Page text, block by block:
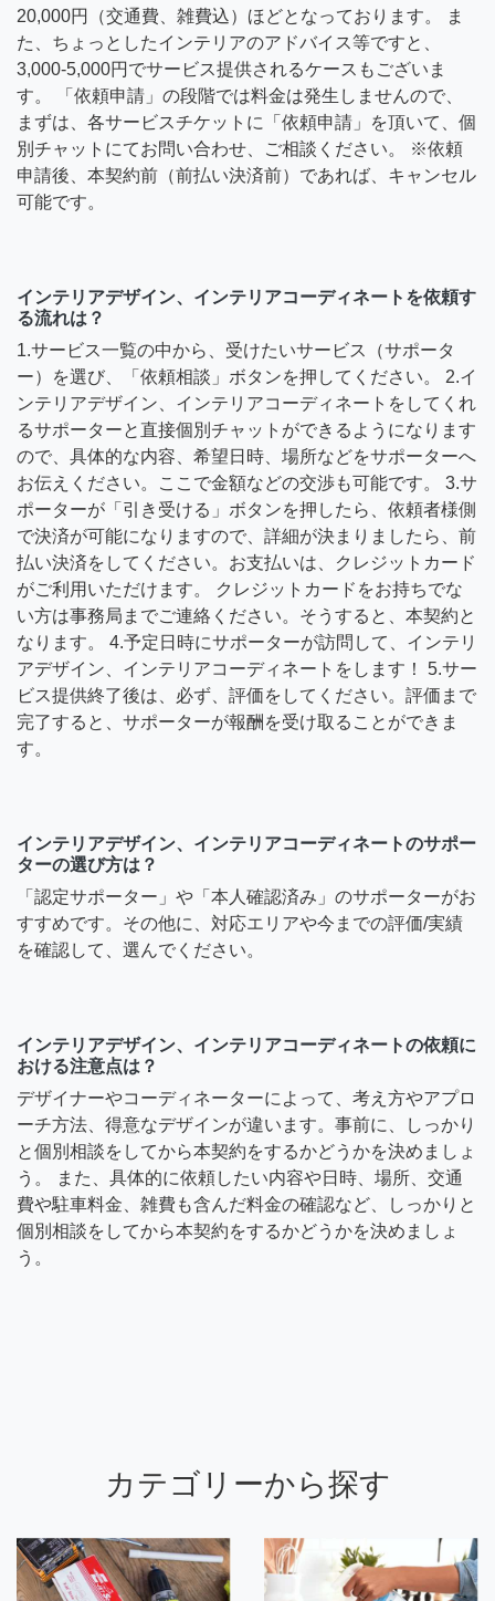
20,000円（交通費、雑費込）ほどとなっております。 ま
た、ちょっとしたインテリアのアドバイス等ですと、
3,000-5,000円でサービス提供されるケースもございま
す。 「依頼申請」の段階では料金は発生しませんので、
まずは、各サービスチケットに「依頼申請」を頂いて、個
別チャットにてお問い合わせ、ご相談ください。 ※依頼
申請後、本契約前（前払い決済前）であれば、キャンセル
可能です。
インテリアデザイン、インテリアコーディネートを依頼す
る流れは？
1.サービス一覧の中から、受けたいサービス（サポータ
ー）を選び、「依頼相談」ボタンを押してください。 2.イ
ンテリアデザイン、インテリアコーディネートをしてくれ
るサポーターと直接個別チャットができるようになります
ので、具体的な内容、希望日時、場所などをサポーターへ
お伝えください。ここで金額などの交渉も可能です。 3.サ
ポーターが「引き受ける」ボタンを押したら、依頼者様側
で決済が可能になりますので、詳細が決まりましたら、前
払い決済をしてください。お支払いは、クレジットカード
がご利用いただけます。 クレジットカードをお持ちでな
い方は事務局までご連絡ください。そうすると、本契約と
なります。 4.予定日時にサポーターが訪問して、インテリ
アデザイン、インテリアコーディネートをします！ 5.サー
ビス提供終了後は、必ず、評価をしてください。評価まで
完了すると、サポーターが報酬を受け取ることができま
す。
インテリアデザイン、インテリアコーディネートのサポー
ターの選び方は？
「認定サポーター」や「本人確認済み」のサポーターがお
すすめです。その他に、対応エリアや今までの評価/実績
を確認して、選んでください。
インテリアデザイン、インテリアコーディネートの依頼に
おける注意点は？
デザイナーやコーディネーターによって、考え方やアプロ
ーチ方法、得意なデザインが違います。事前に、しっかり
と個別相談をしてから本契約をするかどうかを決めましょ
う。 また、具体的に依頼したい内容や日時、場所、交通
費や駐車料金、雑費も含んだ料金の確認など、しっかりと
個別相談をしてから本契約をするかどうかを決めましょ
う。
カテゴリーから探す